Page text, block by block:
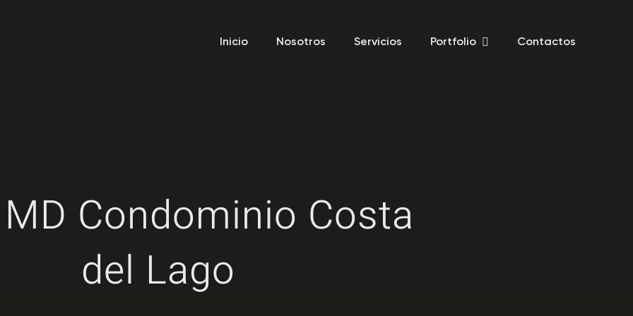
Inicio Nosotros Servicios Portfolio Contactos
Condominio Costa
del Lago